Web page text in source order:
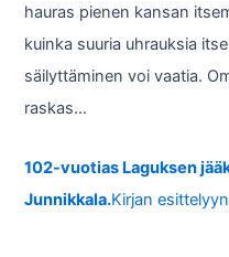
hauras pienen kansan
kuinka suuria uhrauksia
säilyttäminen voi vaatia.
raskas…
102-vuotias Laguksen
Junnikkala.Kirjan